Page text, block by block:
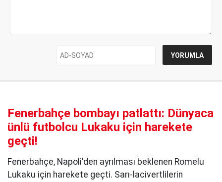
Fenerbahçe bombayı patlattı: Dünyaca
ünlü futbolcu Lukaku için harekete
geçti!
Fenerbahçe, Napoli'den ayrılması beklenen Romelu
Lukaku için harekete geçti. Sarı-lacivertlilerin